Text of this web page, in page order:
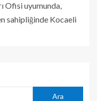
Ofisi uyumunda,
sahipliğinde Kocaeli
Ara